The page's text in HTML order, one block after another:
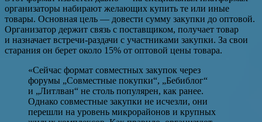
организаторы набирают желающих купить те или иные
товары. Основная цель — довести сумму закупки до оптовой.
Организатор держит связь с поставщиком, получает товар
и назначает встречи-раздачи с участниками закупки. За свои
старания он берет около 15% от оптовой цены товара.
«Сейчас формат совместных закупок через
форумы „Совместные покупки“, „Бебиблог“
и „Литлван“ не столь популярен, как ранее.
Однако совместные закупки не исчезли, они
перешли на уровень микрорайонов и крупных